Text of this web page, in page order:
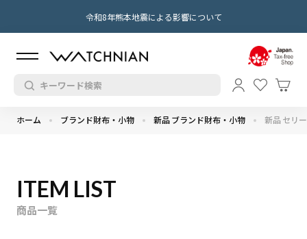
令和8年熊本地震による影響について
ホーム ブランド財布・小物 新品 ブランド財布・小物 新品 セリ
ITEM LIST
商品一覧